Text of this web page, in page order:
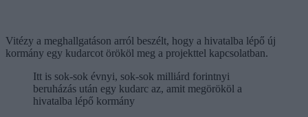
Vitézy a meghallgatáson arról beszélt, hogy a hivatalba lépő új
kormány egy kudarcot örököl meg a projekttel kapcsolatban.
Itt is sok-sok évnyi, sok-sok milliárd forintnyi
beruházás után egy kudarc az, amit megörököl a
hivatalba lépő kormány